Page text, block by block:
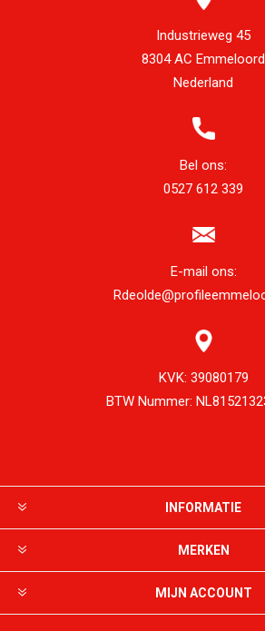
Industrieweg 45
8304 AC Emmeloord
Nederland
Bel ons:
0527 612 339
E-mail ons:
KVK: 39080179
BTW Nummer:
INFORMATIE
MERKEN
MIJN ACCOUNT